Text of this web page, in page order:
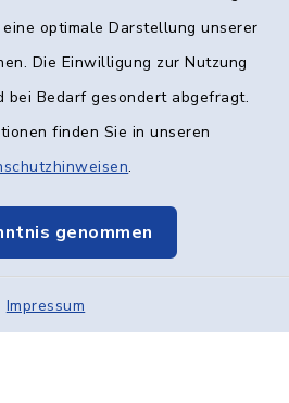
optimale Darstellung unserer
Die Einwilligung zur Nutzung
Bedarf gesondert abgefragt.
finden Sie in unseren
.
genommen
Impressum
Kontakt
Kommunikation
Sitemap